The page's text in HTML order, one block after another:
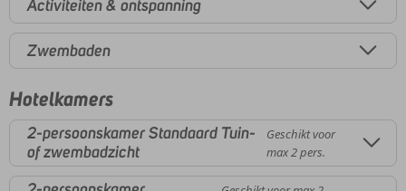
Activiteiten & ontspanning
Zwembaden
Hotelkamers
2-persoonskamer Standaard Tuin-
of zwembadzicht
Geschikt voor
max 2 pers.